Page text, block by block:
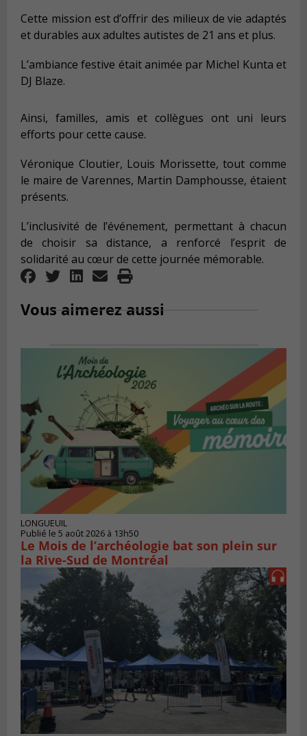
Cette mission est d’offrir des milieux de vie adaptés
et durables aux adultes autistes de 21 ans et plus.
L’ambiance festive était animée par Michel Kunta et
DJ Blaze.
Ainsi, familles, amis et collègues ont uni leurs
efforts pour cette cause.
Véronique Cloutier, Louis Morissette, tout comme
le maire de Varennes, Martin Damphousse, étaient
présents.
L’inclusivité de l’événement, permettant à chacun
de choisir sa distance, a renforcé l’esprit de
solidarité au cœur de cette journée mémorable.
Vous aimerez aussi
LONGUEUIL
Publié le 5 août 2026 à 13h50
Le Mois de l’archéologie bat son plein sur
la Rive-Sud de Montréal